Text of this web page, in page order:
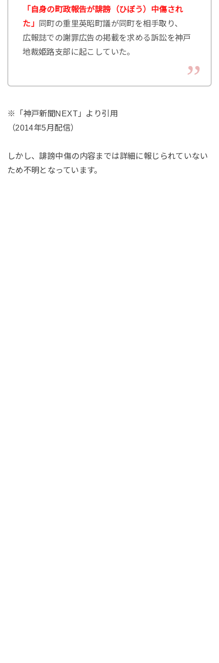
「自身の町政報告が誹謗（ひぼう）中傷され
た」
同町の重里英昭町議が同町を相手取り、
広報誌での謝罪広告の掲載を求める訴訟を神戸
地裁姫路支部に起こしていた。
※「神戸新聞NEXT」より引用
（2014年5月配信）
しかし、誹謗中傷の内容までは詳細に報じられていない
ため不明となっています。